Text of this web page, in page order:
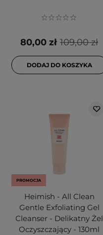
109,00 zł
80,00 zł
DODAJ DO KOSZYKA
PROMOCJA
Heimish - All Clean
Gentle Exfoliating Gel
Cleanser - Delikatny Żel
Oczyszczający - 130ml